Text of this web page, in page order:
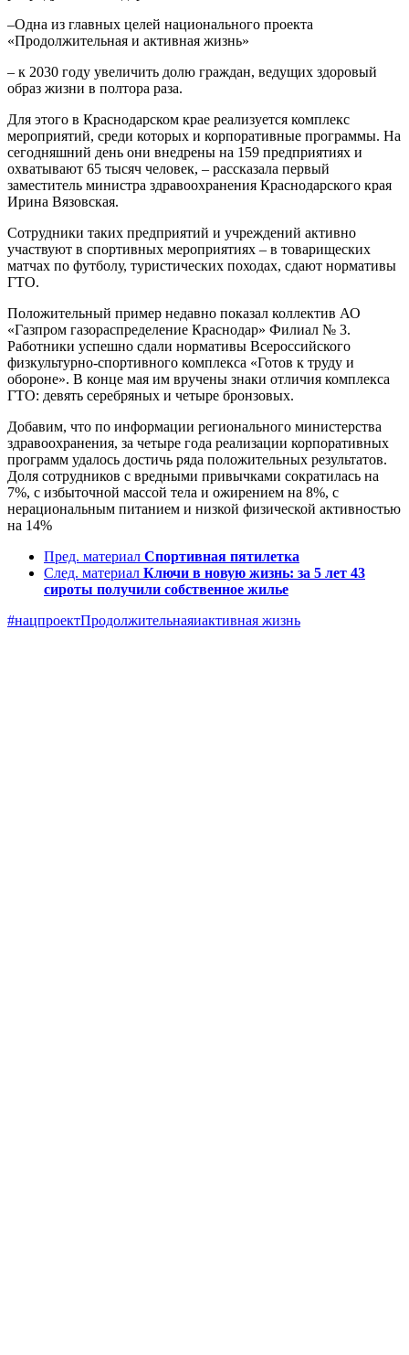
–Одна из главных целей национального проекта
«Продолжительная и активная жизнь»
– к 2030 году увеличить долю граждан, ведущих здоровый
образ жизни в полтора раза.
Для этого в Краснодарском крае реализуется комплекс
мероприятий, среди которых и корпоративные программы. На
сегодняшний день они внедрены на 159 предприятиях и
охватывают 65 тысяч человек, – рассказала первый
заместитель министра здравоохранения Краснодарского края
Ирина Вязовская.
Сотрудники таких предприятий и учреждений активно
участвуют в спортивных мероприятиях – в товарищеских
матчах по футболу, туристических походах, сдают нормативы
ГТО.
Положительный пример недавно показал коллектив АО
«Газпром газораспределение Краснодар» Филиал № 3.
Работники успешно сдали нормативы Всероссийского
физкультурно-спортивного комплекса «Готов к труду и
обороне». В конце мая им вручены знаки отличия комплекса
ГТО: девять серебряных и четыре бронзовых.
Добавим, что по информации регионального министерства
здравоохранения, за четыре года реализации корпоративных
программ удалось достичь ряда положительных результатов.
Доля сотрудников с вредными привычками сократилась на
7%, с избыточной массой тела и ожирением на 8%, с
нерациональным питанием и низкой физической активностью
на 14%
Пред. материал Спортивная пятилетка
След. материал Ключи в новую жизнь: за 5 лет 43
сироты получили собственное жилье
#нацпроектПродолжительнаяиактивная жизнь